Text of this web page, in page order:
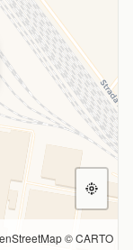
© CARTO